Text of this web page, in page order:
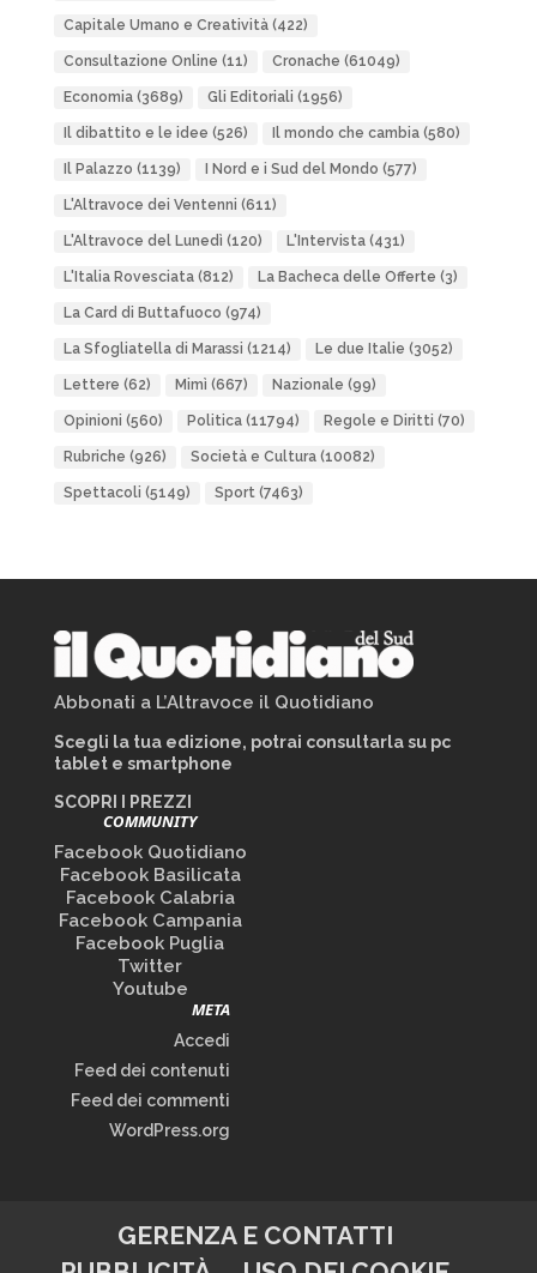
Capitale Umano e Creatività(422)
Consultazione Online (11) Cronache (61049)
Economia(3689) Gli Editoriali (1956)
Il dibattito e le idee (526) Il mondo che cambia(580)
Il Palazzo (1139) I Nord e i Sud del Mondo (577)
L'Altravoce dei Ventenni (611)
L'Altravoce del Lunedì (120) L'Intervista(431)
L'Italia Rovesciata(812) La Bacheca delle Offerte (3)
La Card di Buttafuoco (974)
La Sfogliatella di Marassi (1214) Le due Italie (3052)
Lettere (62) Mimì (667) Nazionale (99)
Opinioni (560) Politica(11794) Regole e Diritti (70)
Rubriche (926) Società e Cultura(10082)
Spettacoli (5149) Sport(7463)
Abbonati a L’Altravoce il Quotidiano
Scegli la tua edizione, potrai consultarla su pc
tablet e smartphone
SCOPRI I PREZZI
COMMUNITY
Facebook Quotidiano
Facebook Basilicata
Facebook Calabria
Facebook Campania
Facebook Puglia
Twitter
Youtube
META
Accedi
Feed dei contenuti
Feed dei commenti
WordPress.org
GERENZA E CONTATTI